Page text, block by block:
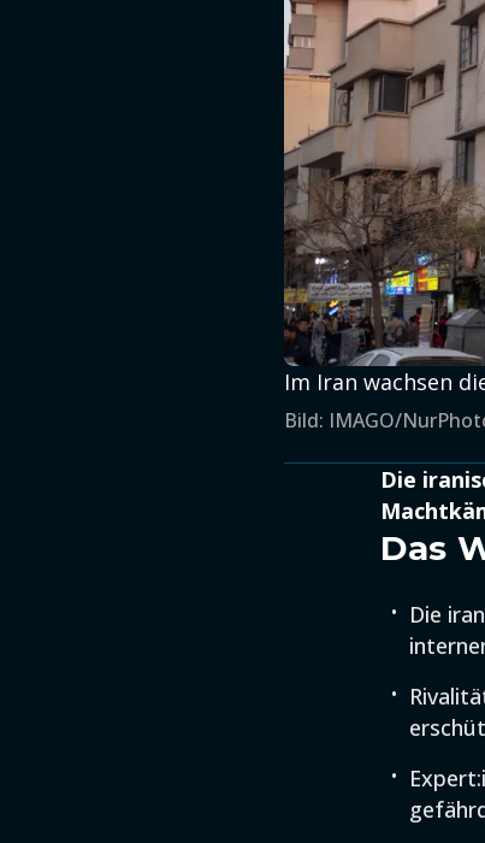
Im Iran wachsen
Bild: IMAGO/
Die
Das
Die